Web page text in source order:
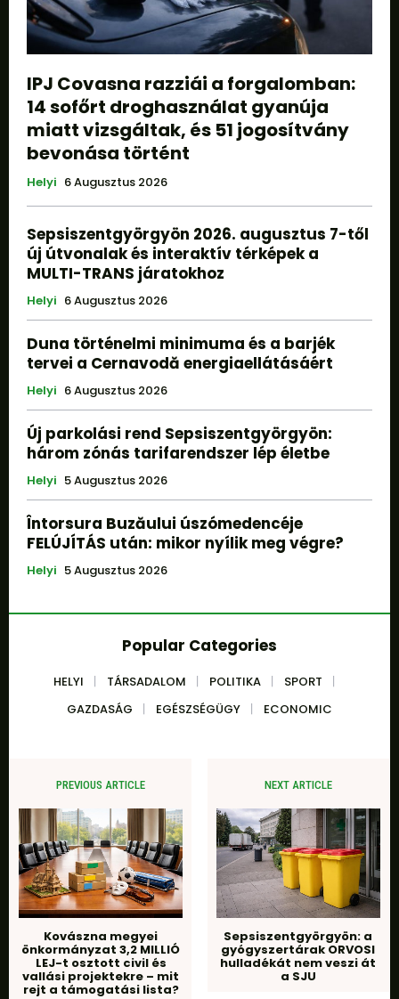
IPJ Covasna razziái a forgalomban:
14 sofőrt droghasználat gyanúja
miatt vizsgáltak, és 51 jogosítvány
bevonása történt
Helyi 6 Augusztus 2026
Sepsiszentgyörgyön 2026. augusztus 7-től
új útvonalak és interaktív térképek a
MULTI-TRANS járatokhoz
Helyi 6 Augusztus 2026
Duna történelmi minimuma és a barjék
tervei a Cernavodă energiaellátásáért
Helyi 6 Augusztus 2026
Új parkolási rend Sepsiszentgyörgyön:
három zónás tarifarendszer lép életbe
Helyi 5 Augusztus 2026
Întorsura Buzăului úszómedencéje
FELÚJÍTÁS után: mikor nyílik meg végre?
Helyi 5 Augusztus 2026
Popular Categories
HELYI TÁRSADALOM POLITIKA
SPORT
GAZDASÁG
EGÉSZSÉGÜGY ECONOMIC
PREVIOUS ARTICLE
Kovászna megyei
önkormányzat 3,2 MILLIÓ
LEJ-t osztott civil és
vallási projektekre – mit
rejt a támogatási lista?
NEXT ARTICLE
Sepsiszentgyörgyön: a
gyógyszertárak ORVOSI
hulladékát nem veszi át
a SJU